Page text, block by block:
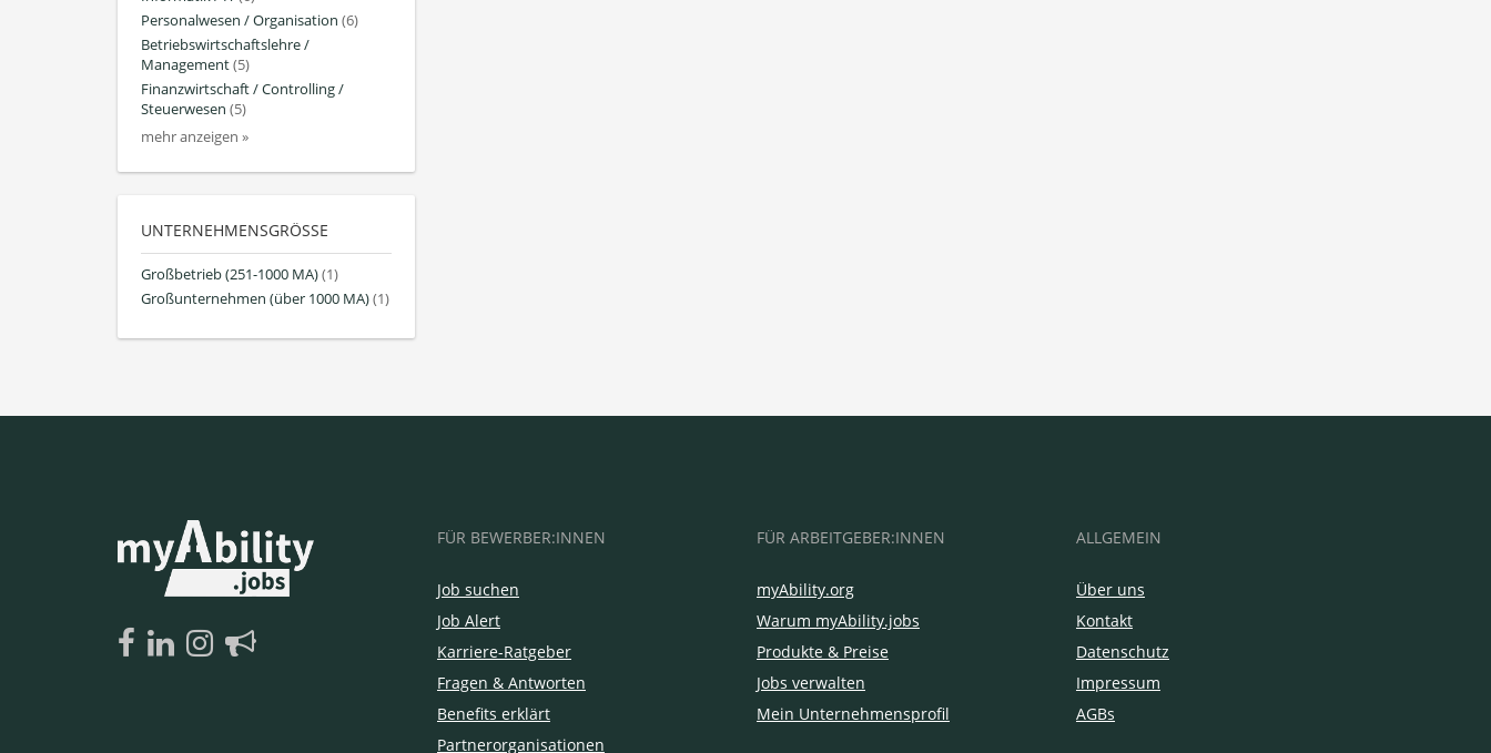
Personalwesen / Organisation (6)
Betriebswirtschaftslehre /
Management(5)
Finanzwirtschaft / Controlling /
Steuerwesen (5)
mehr anzeigen »
UNTERNEHMENSGRÖSSE
Großbetrieb (251-1000 MA)(1)
Großunternehmen (über 1000 MA)(1)
FÜR BEWERBER:INNEN
Job suchen
Job Alert
Karriere-Ratgeber
Fragen & Antworten
Benefits erklärt
Partnerorganisationen
FÜR ARBEITGEBER:INNEN
myAbility.org
Warum myAbility.jobs
Produkte & Preise
Jobs verwalten
Mein Unternehmensprofil
ALLGEMEIN
Über uns
Kontakt
Datenschutz
Impressum
AGBs